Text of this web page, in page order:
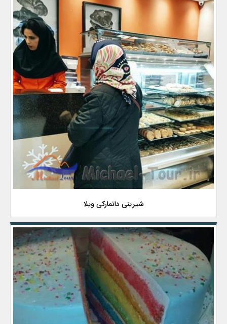
شیرینی دانمارکی ویلا